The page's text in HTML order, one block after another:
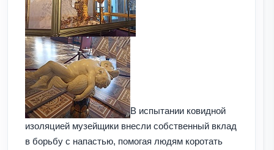
В испытании ковидной
изоляцией музейщики внесли собственный вклад
в борьбу с напастью, помогая людям коротать